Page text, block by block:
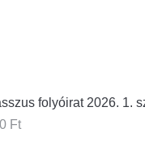
folyóirat 2026. 1.
Ft